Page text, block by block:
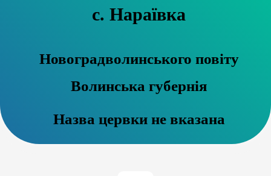
с. Нараївка
Новоградволинського повіту
Волинська губернія
Назва цервки не вказана